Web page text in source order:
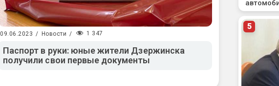
09.06.2023 / Новости / 1 347
Паспорт в руки: юные жители Дзержинска
получили свои первые документы